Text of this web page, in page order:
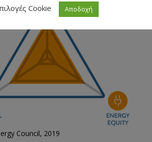
Council, 2019
Cookie
Αποδοχή